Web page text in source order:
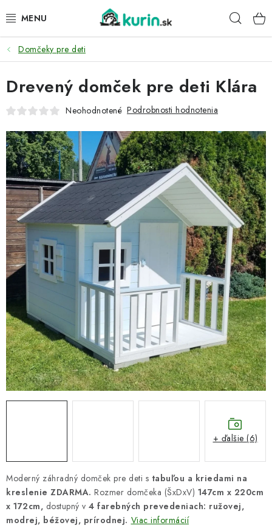
na
PRE HYDINU
PRE PSY
PRE ZAJACE
PRE DETI
ZÁHRADA
DOMÁCI WELLNESS
PRE VTÁKY
DARČEKOVÝ POUKAZ
Náš príbeh od začiatku Doprava Kontakt
Blog
Hodnotenie obchodu
Obchodné podmienky
Vrátenie, výmena tovaru
Pravidlá súťaží na Facebooku
Domčeky pre deti
Moderný záhradný domček pre deti s tabuľou a kriedami na
kreslenie ZDARMA. Rozmer domčeka (ŠxDxV) 147cm x 220cm
x 172cm, dostupný v 4 farebných prevedeniach: ružovej,
modrej, béžovej, prírodnej. Viac informácií
Drevený domček pre deti Klára
Neohodnotené Podrobnosti hodnotenia
+ ďalšie (6)